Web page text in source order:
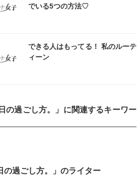
でいる5つの方法♡
できる人はもってる！ 私のルーテ
ィーン
の過ごし方。
」に関連するキーワー
の過ごし方。」のライター